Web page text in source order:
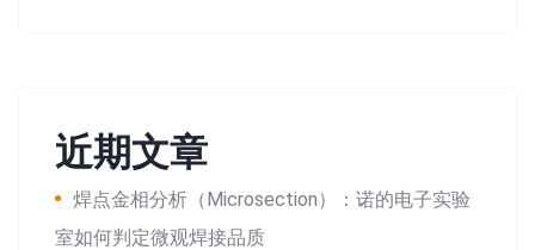
近期文章
焊点金相分析（Microsection）：诺的电子实验
室如何判定微观焊接品质